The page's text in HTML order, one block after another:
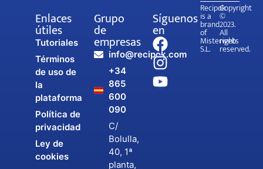
Enlaces
útiles
Tutoriales
Términos
de uso de
la
plataforma
Política de
privacidad
Ley de
cookies
Grupo
de
empresas
info@recipok.com
+34
865
600
090
C/
Bolulla,
40, 1ª
planta,
Síguenos
en
Recipok
is a
brand
of
Misterweb
S.L.
Copyright
©
2023.
All
rights
reserved.